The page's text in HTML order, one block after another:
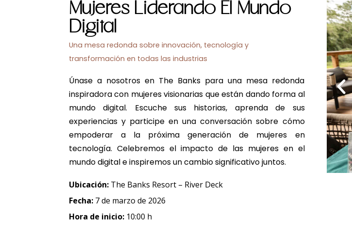
Mujeres Liderando El Mundo
Digital
Una mesa redonda sobre innovación, tecnología y
transformación en todas las industrias
Únase a nosotros en The Banks para una mesa redonda
inspiradora con mujeres visionarias que están dando forma al
mundo digital. Escuche sus historias, aprenda de sus
experiencias y participe en una conversación sobre cómo
empoderar a la próxima generación de mujeres en
tecnología. Celebremos el impacto de las mujeres en el
mundo digital e inspiremos un cambio significativo juntos.
Ubicación: The Banks Resort – River Deck
Fecha: 7 de marzo de 2026
Hora de inicio: 10:00 h